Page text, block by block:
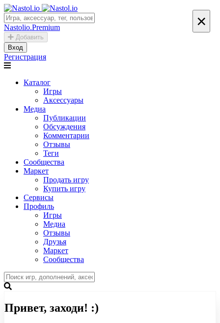
Nastolio.Premium
Добавить
Вход
Регистрация
Каталог
Игры
Аксессуары
Медиа
Публикации
Обсуждения
Комментарии
Отзывы
Теги
Сообщества
Маркет
Продать игру
Купить игру
Сервисы
Профиль
Игры
Медиа
Отзывы
Друзья
Маркет
Сообщества
×
Привет, заходи! :)